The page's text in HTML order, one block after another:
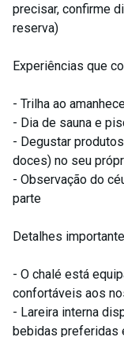
precisar, confirme
reserva)
Experiências que
- Trilha ao
- Dia de sauna e
- Degustar
doces) no seu
- Observação do
parte
Detalhes
- O chalé está
confortáveis aos
- Lareira interna
bebidas preferidas